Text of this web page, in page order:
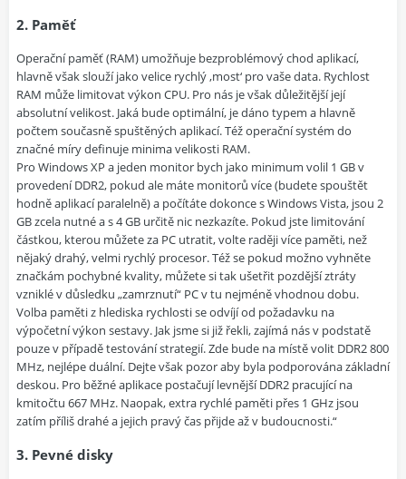
2. Paměť
Operační paměť (RAM) umožňuje bezproblémový chod aplikací,
hlavně však slouží jako velice rychlý ‚most‘ pro vaše data. Rychlost
RAM může limitovat výkon CPU. Pro nás je však důležitější její
absolutní velikost. Jaká bude optimální, je dáno typem a hlavně
počtem současně spuštěných aplikací. Též operační systém do
značné míry definuje minima velikosti RAM.
Pro Windows XP a jeden monitor bych jako minimum volil 1 GB v
provedení DDR2, pokud ale máte monitorů více (budete spouštět
hodně aplikací paralelně) a počítáte dokonce s Windows Vista, jsou 2
GB zcela nutné a s 4 GB určitě nic nezkazíte. Pokud jste limitování
částkou, kterou můžete za PC utratit, volte raději více paměti, než
nějaký drahý, velmi rychlý procesor. Též se pokud možno vyhněte
značkám pochybné kvality, můžete si tak ušetřit pozdější ztráty
vzniklé v důsledku „zamrznutí“ PC v tu nejméně vhodnou dobu.
Volba paměti z hlediska rychlosti se odvíjí od požadavku na
výpočetní výkon sestavy. Jak jsme si již řekli, zajímá nás v podstatě
pouze v případě testování strategií. Zde bude na místě volit DDR2 800
MHz, nejlépe duální. Dejte však pozor aby byla podporována základní
deskou. Pro běžné aplikace postačují levnější DDR2 pracující na
kmitočtu 667 MHz. Naopak, extra rychlé paměti přes 1 GHz jsou
zatím příliš drahé a jejich pravý čas přijde až v budoucnosti.“
3. Pevné disky